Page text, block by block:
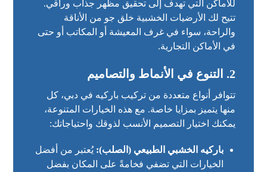
للأماكن التي تهدف إلى تحقيق مظهر جذاب وراقي.
تتيح لك الأرضيات الخشبية خلق جو من الأناقة
والراحة، سواء في غرف المعيشة أو المكاتب أو حتى
في الأماكن التجارية.
2. التنوع في الأنماط والتصاميم
تتوافر أنواع متعددة من تركيب باركيه في دبي، كل
منها يتميز بمزايا خاصة. مع هذه الخيارات المتنوعة،
يمكنك اختيار التصميم الأنسب لذوقك واحتياجاتك:
باركيه الخشبي الطبيعي (الصلب): يُعتبر من أفضل
الخيارات التي تضفي فخامةً على المكان بفضل